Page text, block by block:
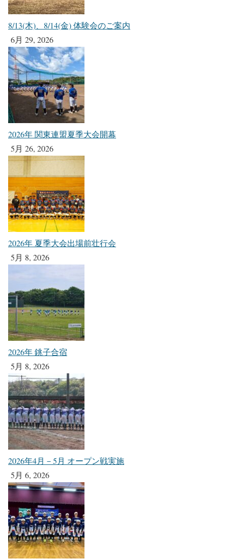
8/13(木)、8/14(金) 体験会のご案内
6月 29, 2026
2026年 関東連盟夏季大会開幕
5月 26, 2026
2026年 夏季大会出場前壮行会
5月 8, 2026
2026年 銚子合宿
5月 8, 2026
2026年4月－5月 オープン戦実施
5月 6, 2026